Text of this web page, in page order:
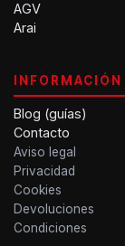
AGV
Arai
INFORMACIÓN
Blog (guías)
Contacto
Aviso legal
Privacidad
Cookies
Devoluciones
Condiciones